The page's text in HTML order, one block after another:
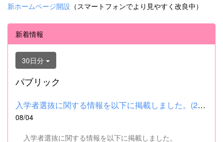
新ホームページ開設 （スマートフォンでより見やすく改良中）
新着情報
30日分
パブリック
入学者選抜に関する情報を以下に掲載しました。(2026.8.4) ■令和...
08/04
入学者選抜に関する情報を以下に掲載しました。